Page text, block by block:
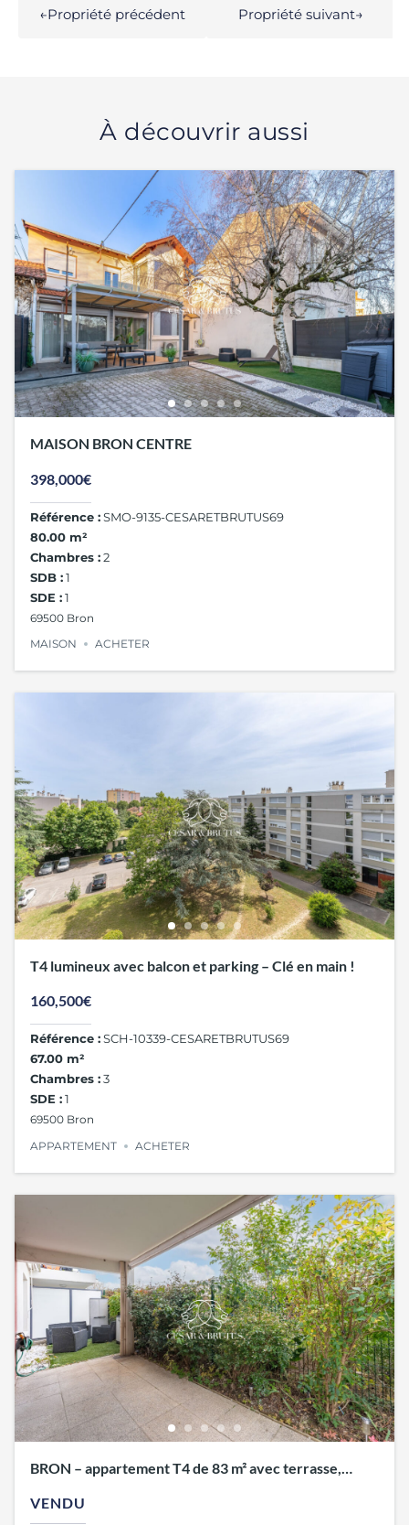
←Propriété précédent Propriété suivant→
À découvrir aussi
MAISON BRON CENTRE
398,000€
Référence :SMO-9135-CESARETBRUTUS69
80.00 m²
Chambres :2
SDB :1
SDE :1
69500 Bron
MAISON
ACHETER
T4 lumineux avec balcon et parking – Clé en main !
160,500€
Référence :SCH-10339-CESARETBRUTUS69
67.00 m²
Chambres :3
SDE :1
69500 Bron
APPARTEMENT
ACHETER
BRON – appartement T4 de 83 m² avec terrasse,
VENDU